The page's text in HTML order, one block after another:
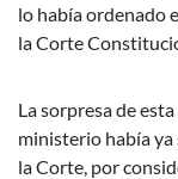
lo había ordenado
la Corte
La sorpresa de
ministerio había
la Corte, por